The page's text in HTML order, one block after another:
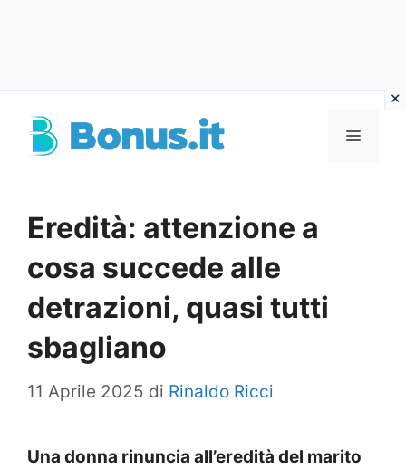
Menu
Eredità: attenzione a
cosa succede alle
detrazioni, quasi tutti
sbagliano
11 Aprile 2025 di Rinaldo Ricci
Una donna rinuncia all’eredità del marito